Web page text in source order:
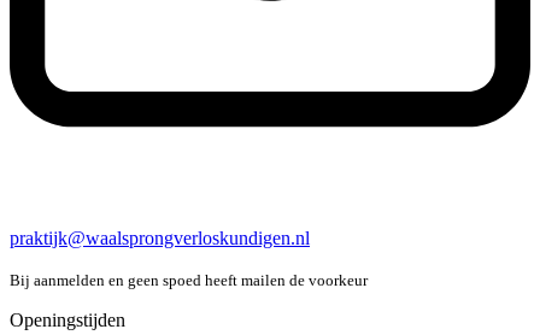
praktijk@waalsprongverloskundigen.nl
Bij aanmelden en geen spoed heeft mailen de voorkeur
Openingstijden